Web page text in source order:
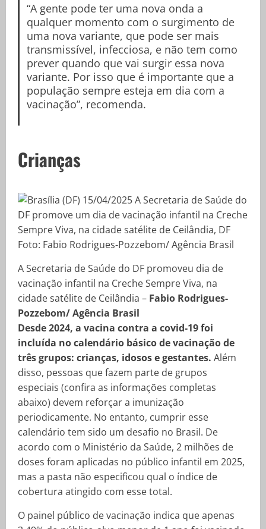
“A gente pode ter uma nova onda a
qualquer momento com o surgimento de
uma nova variante, que pode ser mais
transmissível, infecciosa, e não tem como
prever quando que vai surgir essa nova
variante. Por isso que é importante que a
população sempre esteja em dia com a
vacinação”, recomenda.
Crianças
A Secretaria de Saúde do DF promoveu dia de
vacinação infantil na Creche Sempre Viva, na
cidade satélite de Ceilândia – Fabio Rodrigues-
Pozzebom/ Agência Brasil
Desde 2024, a vacina contra a covid-19 foi
incluída no calendário básico de vacinação de
três grupos: crianças, idosos e gestantes. Além
disso, pessoas que fazem parte de grupos
especiais (confira as informações completas
abaixo) devem reforçar a imunização
periodicamente. No entanto, cumprir esse
calendário tem sido um desafio no Brasil. De
acordo com o Ministério da Saúde, 2 milhões de
doses foram aplicadas no público infantil em 2025,
mas a pasta não especificou qual o índice de
cobertura atingido com esse total.
O painel público de vacinação indica que apenas